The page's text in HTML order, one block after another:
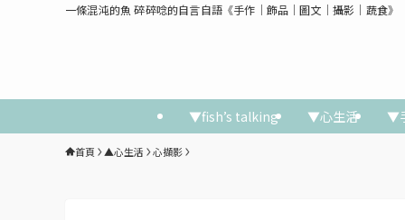
一條混沌的魚 碎碎唸的自言自語《手作│飾品│圖文│攝影│蔬食》
▼fish’s talking ▼心生活 ▼
首頁 ▲心生活 心擷影